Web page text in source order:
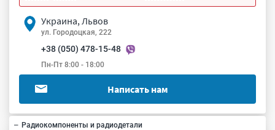
Украина, Львов
ул. Городоцкая, 222
+38 (050) 478-15-48
Пн-Пт 8:00 - 18:00
Написать нам
Радиокомпоненты и радиодетали